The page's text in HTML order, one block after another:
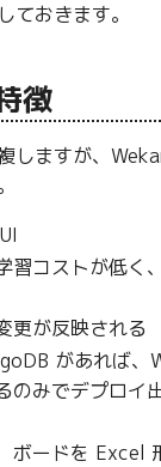
ておきます。
徴
しますが、
習コストが低く
更が反映される
があれば、
のみでデプロイ
ボードを Excel